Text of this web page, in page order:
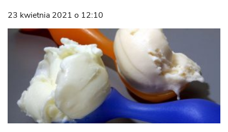
23 kwietnia 2021 o 12:10